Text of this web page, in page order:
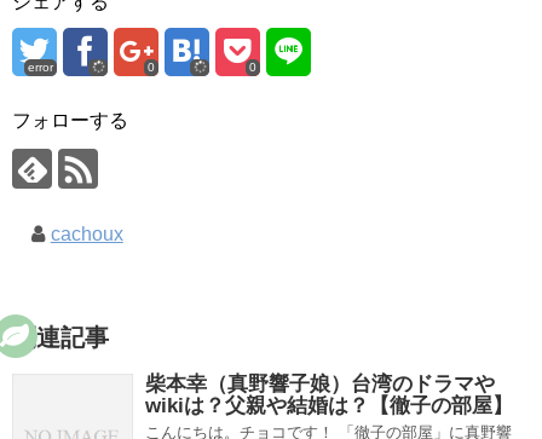
error 0 0
フォローする
cachoux
関連記事
柴本幸（真野響子娘）台湾のドラマや
wikiは？父親や結婚は？【徹子の部屋】
こんにちは。チョコです！ 「徹子の部屋」に真野響